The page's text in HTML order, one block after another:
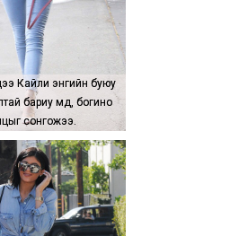
Кайли энгийн буюу
бариу өмд, богино
сонгожээ.
Кайли энгийн буюу
бариу өмд, богино
сонгожээ.